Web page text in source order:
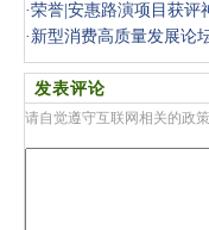
·荣誉|安惠路演项目获评
· 新型消费高质量发展论
发表评论
请自觉遵守互联网相关的政